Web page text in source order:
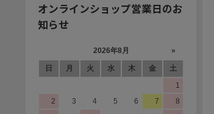
オンラインショップ営業日のお
知らせ